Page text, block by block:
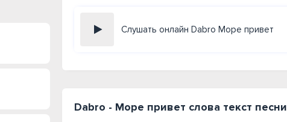
Слушать онлайн Dabro Море привет
Dabro - Море привет слова текст песни